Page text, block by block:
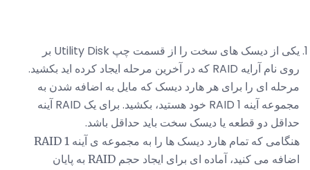
یکی از دیسک های سخت را از قسمت چپ Utility Disk بر
روی نام آرایه RAID که در آخرین مرحله ایجاد کرده اید بکشید.
مرحله ای را برای هر هارد دیسک که مایل به اضافه شدن به
مجموعه آینه RAID 1 خود هستید، بکشید. برای یک RAID آینه
حداقل دو قطعه یا دیسک سخت باید حداقل باشد.
هنگامی که تمام هارد دیسک ها را به مجموعه ی آینه RAID 1
اضافه می کنید، آماده ای برای ایجاد حجم RAID به پایان